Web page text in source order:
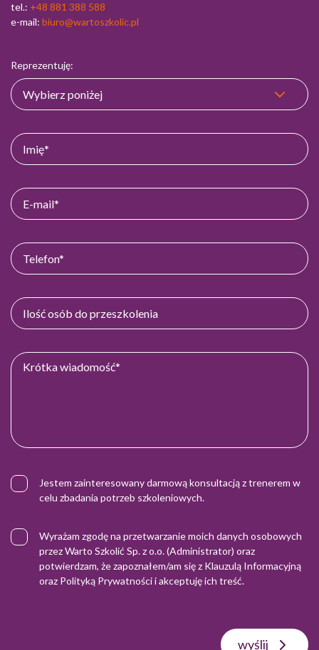
tel.: +48 881 388 588
e-mail: biuro@wartoszkolic.pl
Reprezentuję:
Jestem zainteresowany darmową konsultacją z trenerem w
celu zbadania potrzeb szkoleniowych.
Wyrażam zgodę na przetwarzanie moich danych osobowych
przez Warto Szkolić Sp. z o.o. (Administrator) oraz
potwierdzam, że zapoznałem/am się z Klauzulą Informacyjną
oraz Polityką Prywatnościi akceptuję ich treść.
wyślij